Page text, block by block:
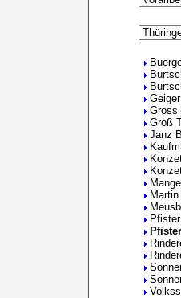
Gross
Groß
Janz